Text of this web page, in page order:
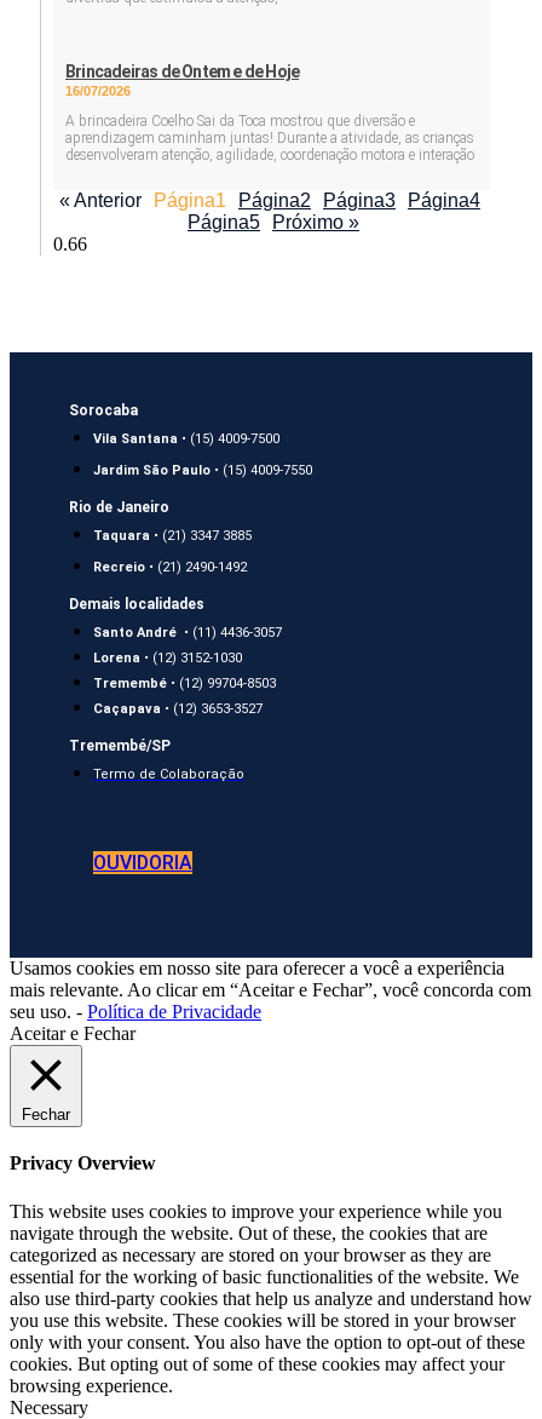
Brincadeiras de Ontem e de Hoje
16/07/2026
A brincadeira Coelho Sai da Toca mostrou que diversão e
aprendizagem caminham juntas! Durante a atividade, as crianças
desenvolveram atenção, agilidade, coordenação motora e interação
« Anterior Página1 Página2 Página3 Página4
Página5 Próximo »
Sorocaba
Vila Santana • (15) 4009-7500
Jardim São Paulo • (15) 4009-7550
Rio de Janeiro
Taquara • (21) 3347 3885
Recreio • (21) 2490-1492
Demais localidades
Santo André • (11) 4436-3057
Lorena • (12) 3152-1030
Tremembé • (12) 99704-8503
Caçapava • (12) 3653-3527
Tremembé/SP
Termo de Colaboração
OUVIDORIA
Usamos cookies em nosso site para oferecer a você a experiência
mais relevante. Ao clicar em “Aceitar e Fechar”, você concorda com
seu uso. - Política de Privacidade
Aceitar e Fechar
Fechar
Privacy Overview
This website uses cookies to improve your experience while you
navigate through the website. Out of these, the cookies that are
categorized as necessary are stored on your browser as they are
essential for the working of basic functionalities of the website. We
also use third-party cookies that help us analyze and understand how
you use this website. These cookies will be stored in your browser
only with your consent. You also have the option to opt-out of these
cookies. But opting out of some of these cookies may affect your
browsing experience.
Necessary